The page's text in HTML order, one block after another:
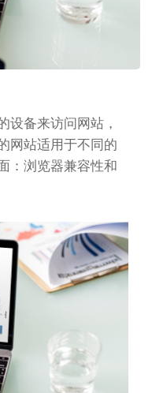
设备来访问网站，
网站适用于不同的
：浏览器兼容性和